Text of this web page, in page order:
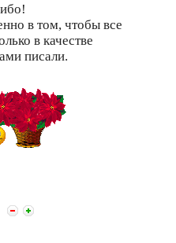
в том, чтобы все
в качестве
писали.